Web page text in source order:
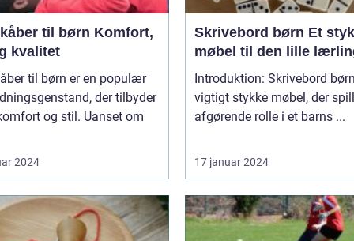
til børn Komfort,
kvalitet
til børn er en populær
der tilbyder
og stil. Uanset om
2024
Skrivebord børn Et stykke
møbel til den lille
Introduktion: Skrivebord
vigtigt stykke møbel, der
afgørende rolle i et barns ...
17 januar 2024